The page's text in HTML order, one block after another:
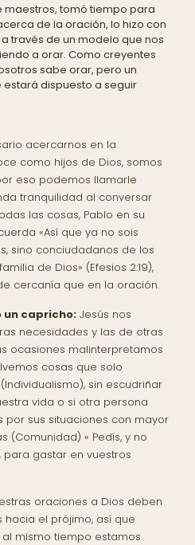
maestros, tomó tiempo para
de la oración, lo hizo con
través de un modelo que nos
a orar. Como creyentes
sabe orar, pero un
dispuesto a seguir
acercarnos en la
como hijos de Dios, somos
eso podemos llamarle
tranquilidad al conversar
las cosas, Pablo en su
«Así que ya no sois
sino conciudadanos de los
de Dios» (Efesios 2:19),
cercanía que en la oración.
un capricho: Jesús nos
necesidades y las de otras
ocasiones malinterpretamos
cosas que solo
sin escudriñar
vida o si otra persona
sus situaciones con mayor
(Comunidad) « Pedís, y no
gastar en vuestros
oraciones a Dios deben
el prójimo, así que
mismo tiempo estamos